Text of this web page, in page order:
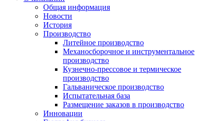
Общая информация
Новости
История
Производство
Литейное производство
Механосборочное и инструментальное
производство
Кузнечно-прессовое и термическое
производство
Гальваническое производство
Испытательная база
Размещение заказов в производство
Инновации